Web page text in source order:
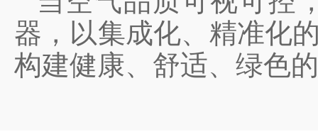
器，以集成化、精准化
构建健康、舒适、绿色